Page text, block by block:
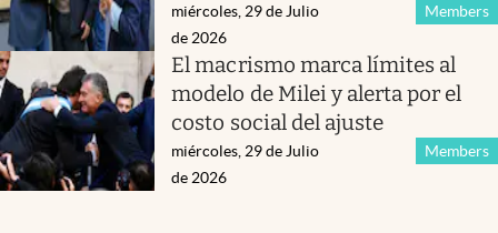
Members
miércoles, 29 de Julio
de 2026
El macrismo marca límites al
modelo de Milei y alerta por el
costo social del ajuste
Members
miércoles, 29 de Julio
de 2026